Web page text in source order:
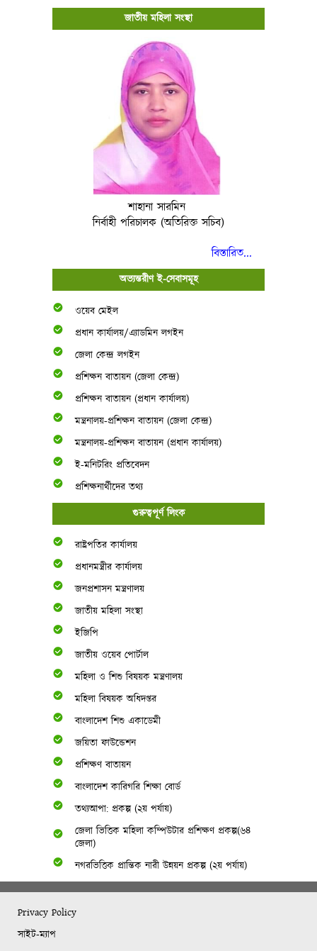
জাতীয় মহিলা সংস্থা
শাহানা সারমিন
নির্বাহী পরিচালক (অতিরিক্ত সচিব)
বিস্তারিত...
অভ্যন্তরীণ ই-সেবাসমূহ
ওয়েব মেইল
প্রধান কার্যালয়/এ্যাডমিন লগইন
জেলা কেন্দ্র লগইন
প্রশিক্ষন বাতায়ন (জেলা কেন্দ্র)
প্রশিক্ষন বাতায়ন (প্রধান কার্যালয়)
মন্ত্রনালয়-প্রশিক্ষন বাতায়ন (জেলা কেন্দ্র)
মন্ত্রনালয়-প্রশিক্ষন বাতায়ন (প্রধান কার্যালয়)
ই-মনিটরিং প্রতিবেদন
প্রশিক্ষনার্থীদের তথ্য
গুরুত্বপূর্ণ লিংক
রাষ্ট্রপতির কার্যালয়
প্রধানমন্ত্রীর কার্যালয়
জনপ্রশাসন মন্ত্রণালয়
জাতীয় মহিলা সংস্থা
ইজিপি
জাতীয় ওয়েব পোর্টাল
মহিলা ও শিশু বিষয়ক মন্ত্রণালয়
মহিলা বিষয়ক অধিদপ্তর
বাংলাদেশ শিশু একাডেমী
জয়িতা ফাউন্ডেশন
প্রশিক্ষণ বাতায়ন
বাংলাদেশ কারিগরি শিক্ষা বোর্ড
তথ্যআপা: প্রকল্প (২য় পর্যায়)
জেলা ভিত্তিক মহিলা কম্পিউটার প্রশিক্ষণ প্রকল্প(৬৪
জেলা)
নগরভিত্তিক প্রান্তিক নারী উন্নয়ন প্রকল্প (২য় পর্যায়)
Privacy Policy
সাইট-ম্যাপ